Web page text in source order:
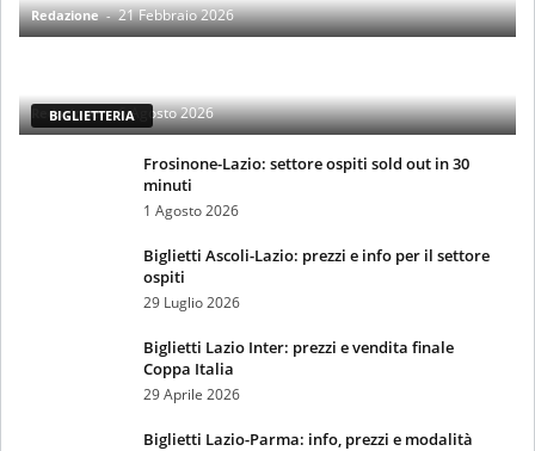
Redazione - 21 Febbraio 2026
BIGLIETTERIA
Redazione - 6 Agosto 2026
Frosinone-Lazio: settore ospiti sold out in 30
minuti
1 Agosto 2026
Biglietti Ascoli-Lazio: prezzi e info per il settore
ospiti
29 Luglio 2026
Biglietti Lazio Inter: prezzi e vendita finale
Coppa Italia
29 Aprile 2026
Biglietti Lazio-Parma: info, prezzi e modalità